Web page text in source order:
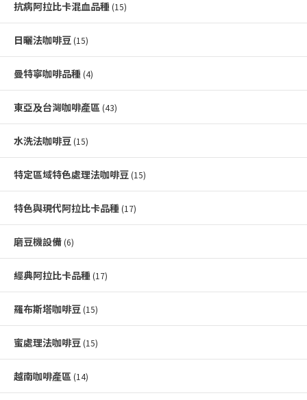
抗病阿拉比卡混血品種 (15)
日曬法咖啡豆 (15)
曼特寧咖啡品種 (4)
東亞及台灣咖啡產區 (43)
水洗法咖啡豆 (15)
特定區域特色處理法咖啡豆 (15)
特色與現代阿拉比卡品種 (17)
磨豆機設備 (6)
經典阿拉比卡品種 (17)
羅布斯塔咖啡豆 (15)
蜜處理法咖啡豆 (15)
越南咖啡產區 (14)